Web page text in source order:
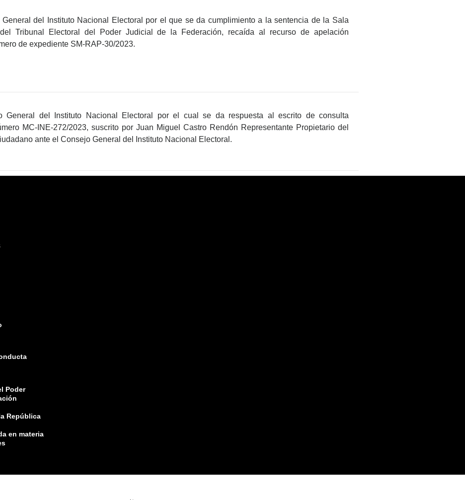
del Instituto Nacional Electoral por el que se da cumplimiento a la sentencia de la Sala
Tribunal Electoral del Poder Judicial de la Federación, recaída al recurso de apelación
de expediente SM-RAP-30/2023.
General del Instituto Nacional Electoral por el cual se da respuesta al escrito de consulta
MC-INE-272/2023, suscrito por Juan Miguel Castro Rendón Representante Propietario del
ante el Consejo General del Instituto Nacional Electoral.
Poder
República
en materia